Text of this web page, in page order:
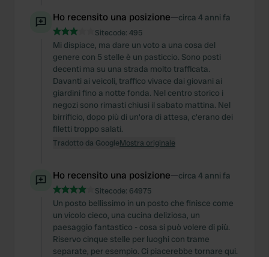
Ho recensito una posizione—circa 4 anni fa
Sitecode: 495
Mi dispiace, ma dare un voto a una cosa del
genere con 5 stelle è un pasticcio. Sono posti
decenti ma su una strada molto trafficata.
Davanti ai veicoli, traffico vivace dai giovani ai
giardini fino a notte fonda. Nel centro storico i
negozi sono rimasti chiusi il sabato mattina. Nel
birrificio, dopo più di un'ora di attesa, c'erano dei
filetti troppo salati.
Tradotto da GoogleMostra originale
Ho recensito una posizione—circa 4 anni fa
Sitecode: 64975
Un posto bellissimo in un posto che finisce come
un vicolo cieco, una cucina deliziosa, un
paesaggio fantastico - cosa si può volere di più.
Riservo cinque stelle per luoghi con trame
separate, per esempio. Ci piacerebbe tornare qui.